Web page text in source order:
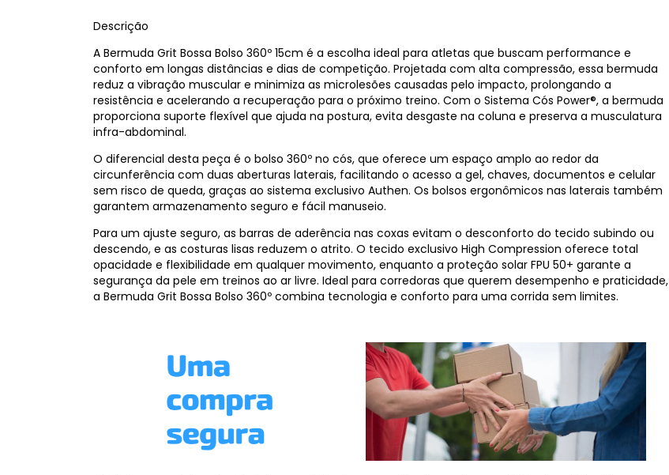
Descrição
A Bermuda Grit Bossa Bolso 360º 15cm é a escolha ideal para atletas que buscam performance e
conforto em longas distâncias e dias de competição. Projetada com alta compressão, essa bermuda
reduz a vibração muscular e minimiza as microlesões causadas pelo impacto, prolongando a
resistência e acelerando a recuperação para o próximo treino. Com o Sistema Cós Power®, a bermuda
proporciona suporte flexível que ajuda na postura, evita desgaste na coluna e preserva a musculatura
infra-abdominal.
O diferencial desta peça é o bolso 360º no cós, que oferece um espaço amplo ao redor da
circunferência com duas aberturas laterais, facilitando o acesso a gel, chaves, documentos e celular
sem risco de queda, graças ao sistema exclusivo Authen. Os bolsos ergonômicos nas laterais também
garantem armazenamento seguro e fácil manuseio.
Para um ajuste seguro, as barras de aderência nas coxas evitam o desconforto do tecido subindo ou
descendo, e as costuras lisas reduzem o atrito. O tecido exclusivo High Compression oferece total
opacidade e flexibilidade em qualquer movimento, enquanto a proteção solar FPU 50+ garante a
segurança da pele em treinos ao ar livre. Ideal para corredoras que querem desempenho e praticidade,
a Bermuda Grit Bossa Bolso 360º combina tecnologia e conforto para uma corrida sem limites.